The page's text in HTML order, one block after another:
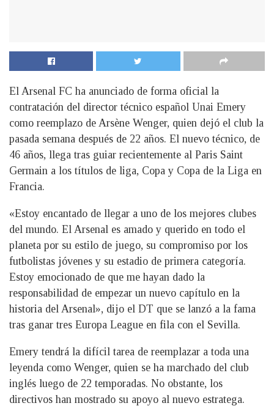
El Arsenal FC ha anunciado de forma oficial la
contratación del director técnico español Unai Emery
como reemplazo de Arsène Wenger, quien dejó el club la
pasada semana después de 22 años. El nuevo técnico, de
46 años, llega tras guiar recientemente al Paris Saint
Germain a los títulos de liga, Copa y Copa de la Liga en
Francia.
«Estoy encantado de llegar a uno de los mejores clubes
del mundo. El Arsenal es amado y querido en todo el
planeta por su estilo de juego, su compromiso por los
futbolistas jóvenes y su estadio de primera categoría.
Estoy emocionado de que me hayan dado la
responsabilidad de empezar un nuevo capítulo en la
historia del Arsenal», dijo el DT que se lanzó a la fama
tras ganar tres Europa League en fila con el Sevilla.
Emery tendrá la difícil tarea de reemplazar a toda una
leyenda como Wenger, quien se ha marchado del club
inglés luego de 22 temporadas. No obstante, los
directivos han mostrado su apoyo al nuevo estratega.